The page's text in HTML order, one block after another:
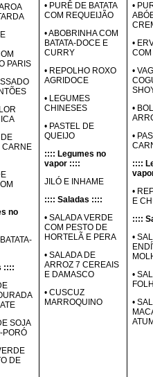
PARIS
CARNE
no
::::
SOJA
PORÓ
DE
• PURÊ DE BATATA
COM REQUEIJÃO
• ABOBRINHA COM
BATATA-DOCE E
CURRY
• REPOLHO ROXO
AGRIDOCE
• LEGUMES
CHINESES
• PASTEL DE
QUEIJO
:::: Legumes no
vapor ::::
JILÓ E INHAME
:::: Saladas ::::
• SALADA VERDE
COM PESTO DE
HORTELÃ E PERA
• SALADA DE
ARROZ 7 CEREAIS
E DAMASCO
• CUSCUZ
MARROQUINO
•
•
•
•
•
::::
•
E
::::
•
•
•